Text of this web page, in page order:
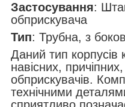
Застосування:
обприскувача
Тип: Трубна, з
Даний тип корпусів
навісних, причіпних,
обприскувачів.
технічними